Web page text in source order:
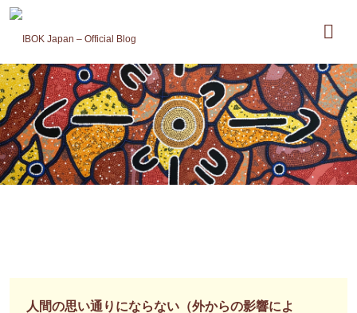
ツ
へ
ス
キ
ッ
プ
人間の思い通りにならない（外からの影響によ